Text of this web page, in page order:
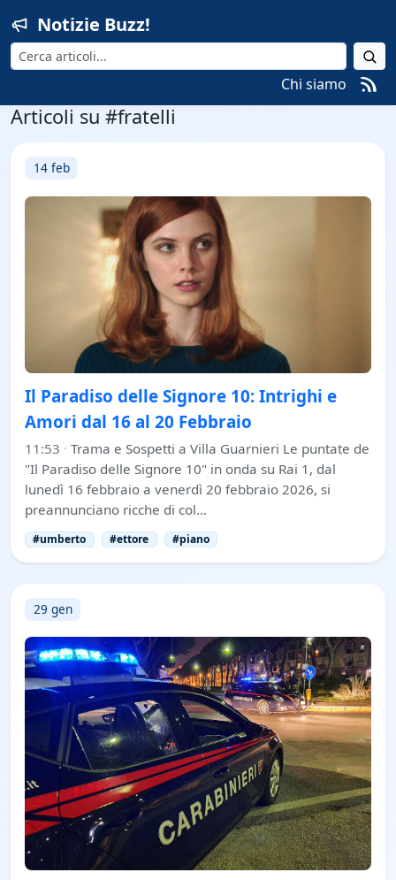
Notizie Buzz!
Cerca
Chi siamo
Articoli su #fratelli
14 feb
Il Paradiso delle Signore 10: Intrighi e
Amori dal 16 al 20 Febbraio
11:53 · Trama e Sospetti a Villa Guarnieri Le puntate de
"Il Paradiso delle Signore 10" in onda su Rai 1, dal
lunedì 16 febbraio a venerdì 20 febbraio 2026, si
preannunciano ricche di col…
#umberto #ettore #piano
29 gen